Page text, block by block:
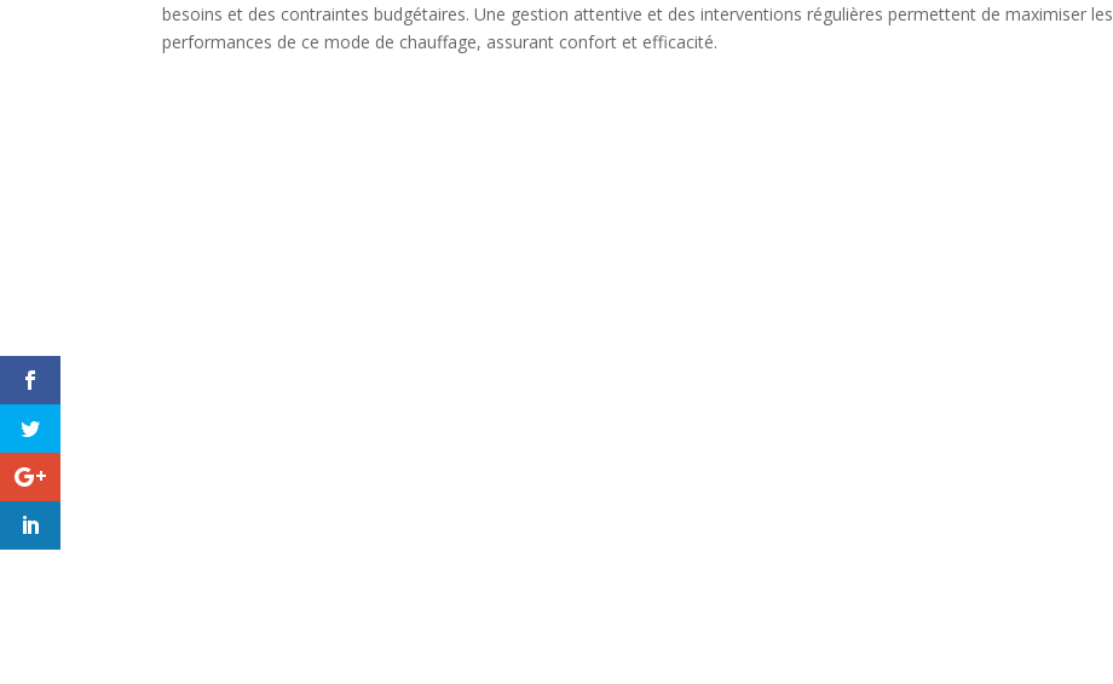
besoins et des contraintes budgétaires. Une gestion attentive et des interventions régulières permettent de maximiser les
performances de ce mode de chauffage, assurant confort et efficacité.